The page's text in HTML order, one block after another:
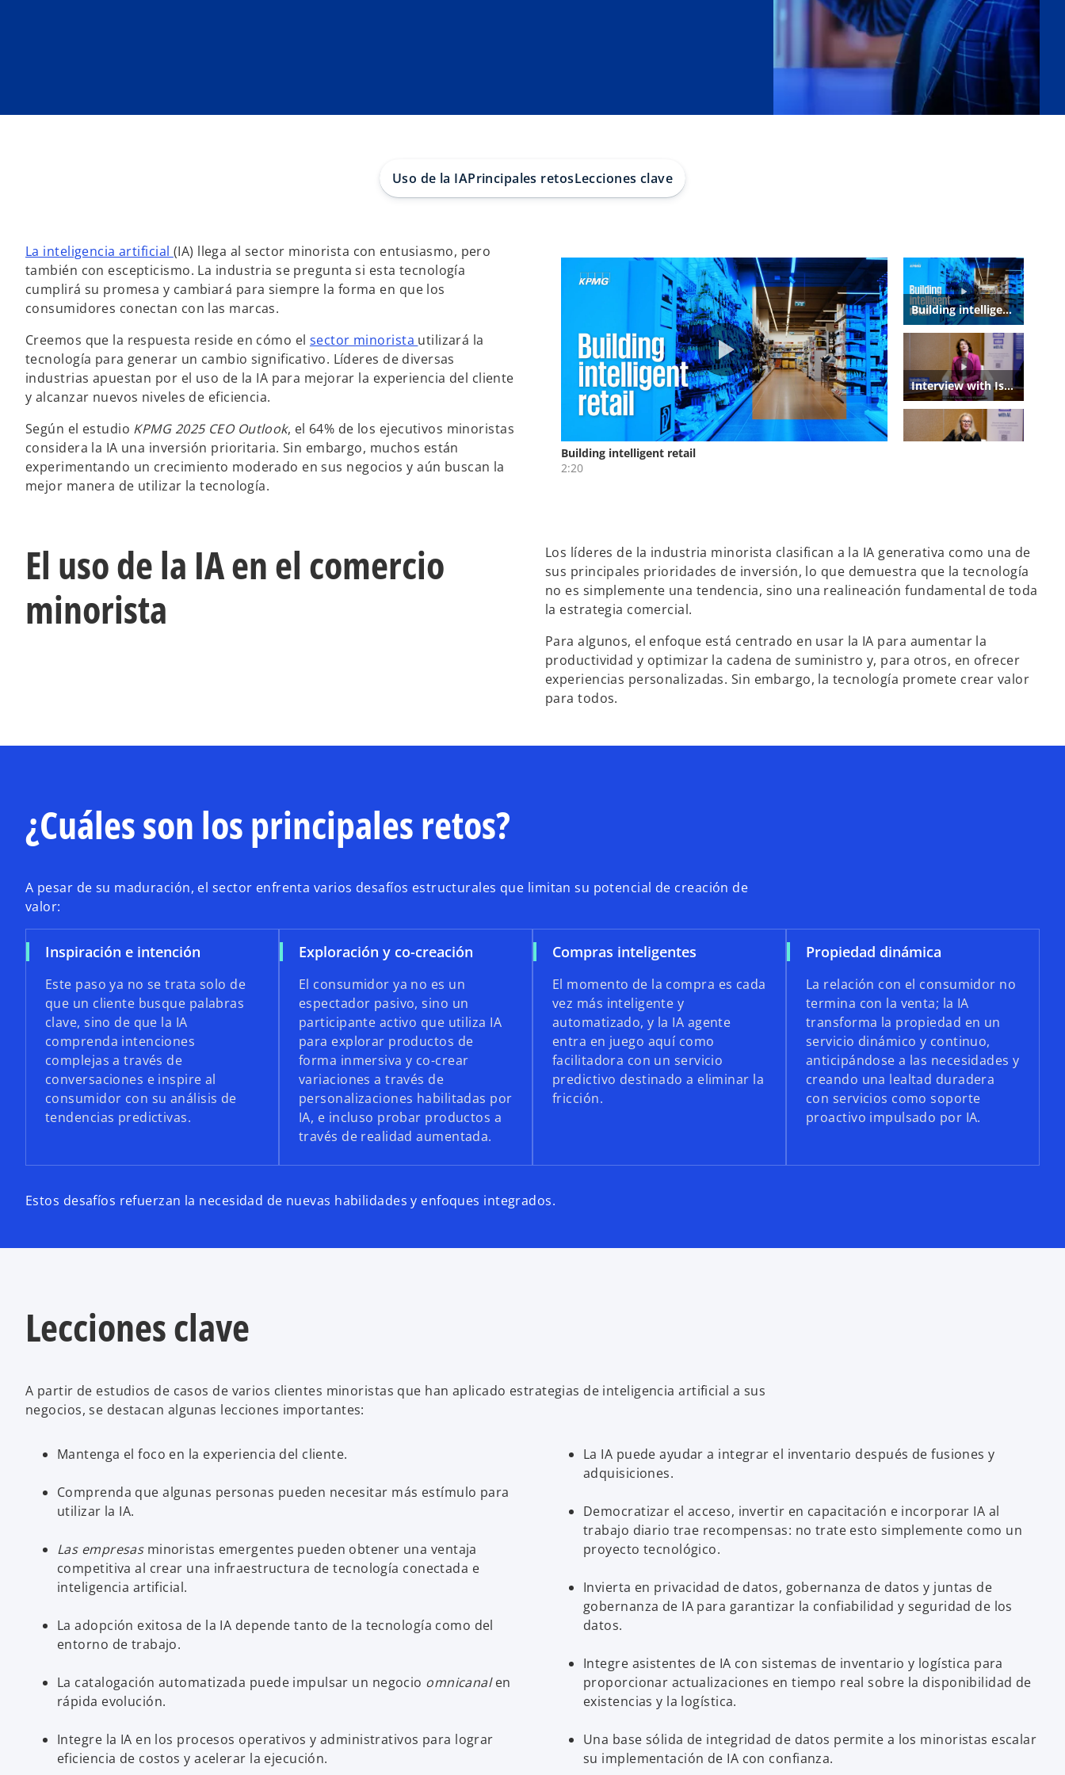
v v
Uso de la IAPrincipales retosLecciones clave
La inteligencia artificial (IA) llega al sector minorista con entusiasmo, pero
también con escepticismo. La industria se pregunta si esta tecnología
cumplirá su promesa y cambiará para siempre la forma en que los
consumidores conectan con las marcas.
Creemos que la respuesta reside en cómo el sector minorista utilizará la
tecnología para generar un cambio significativo. Líderes de diversas
industrias apuestan por el uso de la IA para mejorar la experiencia del cliente
y alcanzar nuevos niveles de eficiencia.
Según el estudio KPMG 2025 CEO Outlook, el 64% de los ejecutivos minoristas
considera la IA una inversión prioritaria. Sin embargo, muchos están
experimentando un crecimiento moderado en sus negocios y aún buscan la
mejor manera de utilizar la tecnología.
El uso de la IA en el comercio
minorista
Los líderes de la industria minorista clasifican a la IA generativa como una de
sus principales prioridades de inversión, lo que demuestra que la tecnología
no es simplemente una tendencia, sino una realineación fundamental de toda
la estrategia comercial.
Para algunos, el enfoque está centrado en usar la IA para aumentar la
productividad y optimizar la cadena de suministro y, para otros, en ofrecer
experiencias personalizadas. Sin embargo, la tecnología promete crear valor
para todos.
¿Cuáles son los principales retos?
A pesar de su maduración, el sector enfrenta varios desafíos estructurales que limitan su potencial de creación de
valor:
Inspiración e intención
Este paso ya no se trata solo de
que un cliente busque palabras
clave, sino de que la IA
comprenda intenciones
complejas a través de
conversaciones e inspire al
consumidor con su análisis de
tendencias predictivas.
Exploración y co-creación
El consumidor ya no es un
espectador pasivo, sino un
participante activo que utiliza IA
para explorar productos de
forma inmersiva y co-crear
variaciones a través de
personalizaciones habilitadas por
IA, e incluso probar productos a
través de realidad aumentada.
Compras inteligentes
El momento de la compra es cada
vez más inteligente y
automatizado, y la IA agente
entra en juego aquí como
facilitadora con un servicio
predictivo destinado a eliminar la
fricción.
Propiedad dinámica
La relación con el consumidor no
termina con la venta; la IA
transforma la propiedad en un
servicio dinámico y continuo,
anticipándose a las necesidades y
creando una lealtad duradera
con servicios como soporte
proactivo impulsado por IA.
Estos desafíos refuerzan la necesidad de nuevas habilidades y enfoques integrados.
Lecciones clave
A partir de estudios de casos de varios clientes minoristas que han aplicado estrategias de inteligencia artificial a sus
negocios, se destacan algunas lecciones importantes:
Mantenga el foco en la experiencia del cliente.
Comprenda que algunas personas pueden necesitar más estímulo para
utilizar la IA.
Las empresas minoristas emergentes pueden obtener una ventaja
competitiva al crear una infraestructura de tecnología conectada e
inteligencia artificial.
La adopción exitosa de la IA depende tanto de la tecnología como del
entorno de trabajo.
La catalogación automatizada puede impulsar un negocio omnicanalen
rápida evolución.
Integre la IA en los procesos operativos y administrativos para lograr
eficiencia de costos y acelerar la ejecución.
La IA puede ayudar a integrar el inventario después de fusiones y
adquisiciones.
Democratizar el acceso, invertir en capacitación e incorporar IA al
trabajo diario trae recompensas: no trate esto simplemente como un
proyecto tecnológico.
Invierta en privacidad de datos, gobernanza de datos y juntas de
gobernanza de IA para garantizar la confiabilidad y seguridad de los
datos.
Integre asistentes de IA con sistemas de inventario y logística para
proporcionar actualizaciones en tiempo real sobre la disponibilidad de
existencias y la logística.
Una base sólida de integridad de datos permite a los minoristas escalar
su implementación de IA con confianza.
s
e